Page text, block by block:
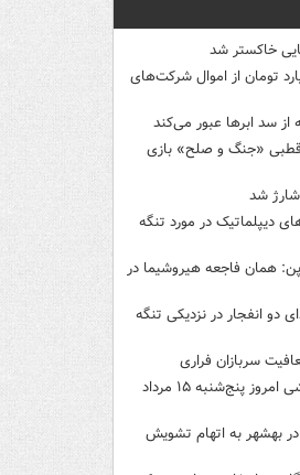
۱۶۷۳ میلیارد تومان از اموال شرکت‌های
از سد ابرها عبور می‌کند
«جنگ و صلح‌» بازی
دیپلماتیک در مورد تنگه
همان فاجعه هیروشیما در
انفجار در نزدیکی تنگه
سربازان فراری
روزنامه‌های ورزشی امروز پنج‌شنبه ۱۵ مرداد
۶ نفر در بهشهر به اتهام تشویش